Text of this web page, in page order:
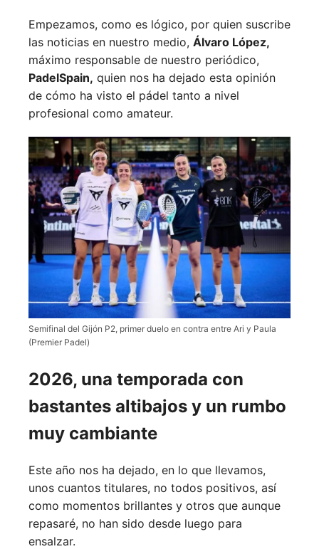
Empezamos, como es lógico, por quien suscribe
las noticias en nuestro medio, Álvaro López,
máximo responsable de nuestro periódico,
PadelSpain, quien nos ha dejado esta opinión
de cómo ha visto el pádel tanto a nivel
profesional como amateur.
Semifinal del Gijón P2, primer duelo en contra entre Ari y Paula
(Premier Padel)
2026, una temporada con
bastantes altibajos y un rumbo
muy cambiante
Este año nos ha dejado, en lo que llevamos,
unos cuantos titulares, no todos positivos, así
como momentos brillantes y otros que aunque
repasaré, no han sido desde luego para
ensalzar.